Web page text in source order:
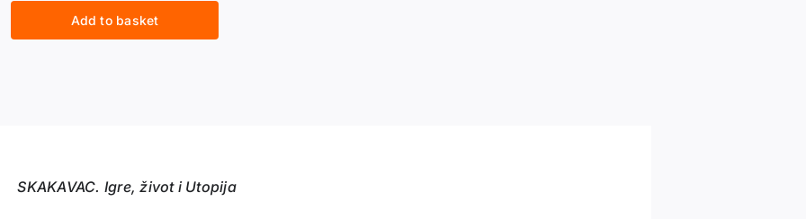
život
Add to basket
SKAKAVAC. Igre, život i Utopija